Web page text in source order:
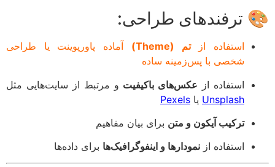
ترفندهای طراحی:
استفاده از تم (Theme)
آماده پاورپوینت یا طراحی
شخصی با پس‌زمینه ساده
استفاده ازعکس‌های باکیفیتو مرتبط از سایت‌هایی مثل
Unsplash یاPexels
ترکیب آیکون و متن برای بیان مفاهیم
استفاده ازنمودارها و اینفوگرافیک‌هابرای داده‌ها